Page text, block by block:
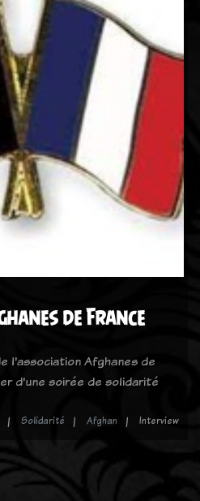
de France
l'association Afghanes de
d'une soirée de solidarité
Solidarité Afghan Interview